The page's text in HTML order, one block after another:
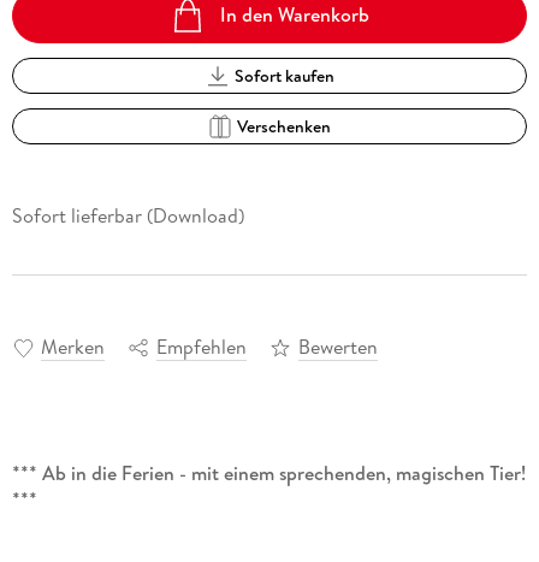
In den Warenkorb
Sofort kaufen
Verschenken
Sofort lieferbar (Download)
Merken Empfehlen Bewerten
*** Ab in die Ferien - mit einem sprechenden, magischen Tier!
***